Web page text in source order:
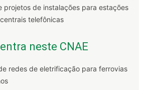
projetos de instalações para estações
telefônicas
neste CNAE
redes de eletrificação para ferrovias